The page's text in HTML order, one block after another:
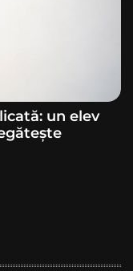
un elev